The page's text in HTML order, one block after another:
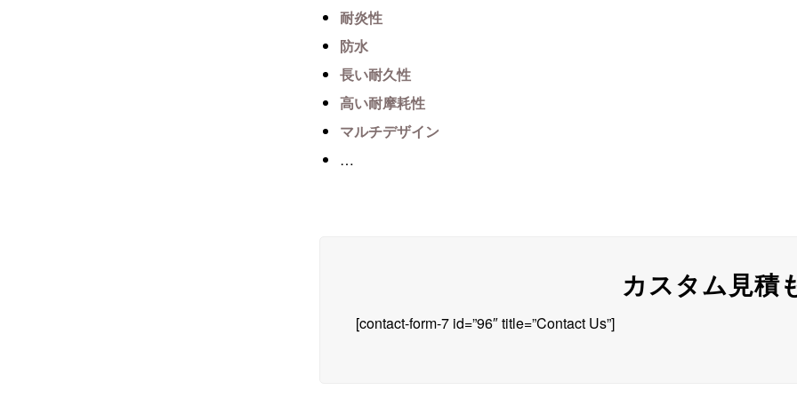
耐炎性
防水
長い耐久性
高い耐摩耗性
マルチデザイン
…
カスタム見積
[contact-form-7 id=”96″ title=”Contact Us”]